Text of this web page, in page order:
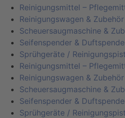
Reinigungsmittel –
Reinigungswagen & Zubehör
Scheuersaugmaschine &
Seifenspender &
Sprühgeräte /
Reinigungsmittel –
Reinigungswagen & Zubehör
Scheuersaugmaschine &
Seifenspender &
Sprühgeräte /